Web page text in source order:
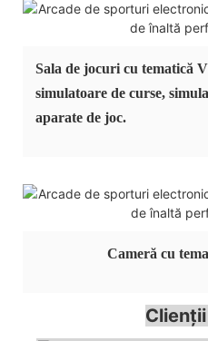
Sala de jocuri cu tematică
simulatoare de curse,
aparate de joc.
Cameră cu